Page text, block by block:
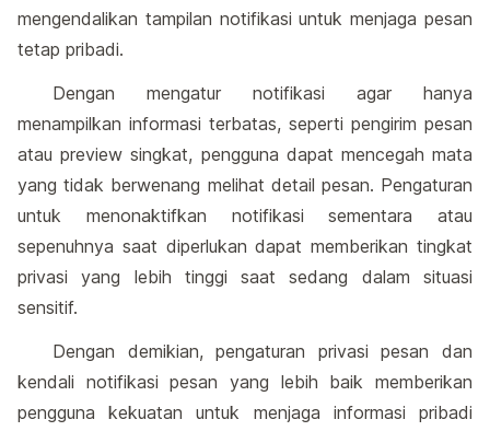
mengendalikan tampilan notifikasi untuk menjaga pesan
tetap pribadi.
Dengan mengatur notifikasi agar hanya
menampilkan informasi terbatas, seperti pengirim pesan
atau preview singkat, pengguna dapat mencegah mata
yang tidak berwenang melihat detail pesan. Pengaturan
untuk menonaktifkan notifikasi sementara atau
sepenuhnya saat diperlukan dapat memberikan tingkat
privasi yang lebih tinggi saat sedang dalam situasi
sensitif.
Dengan demikian, pengaturan privasi pesan dan
kendali notifikasi pesan yang lebih baik memberikan
pengguna kekuatan untuk menjaga informasi pribadi